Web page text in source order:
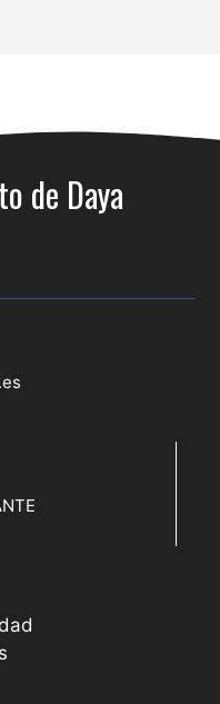
de Daya